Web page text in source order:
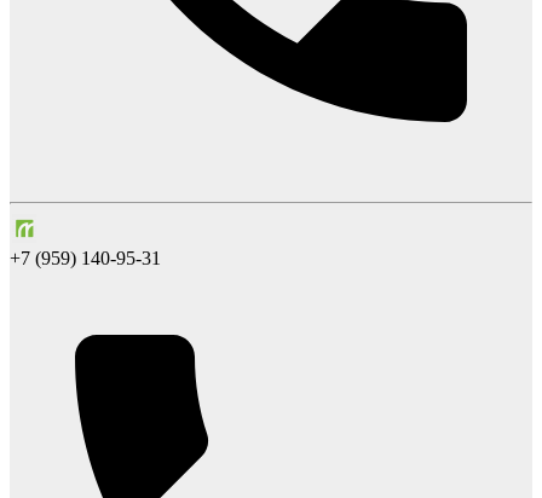
+7 (959) 140-95-31